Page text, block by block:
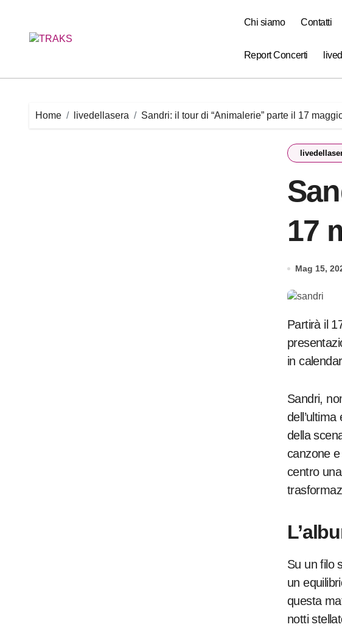
content
Chi siamo Contatti
Report Concerti
Home livedellasera Sandri: il tour di “Animalerie” parte il 17
17
Mag 15,
Partirà il
in
Sandri,
della
canzone
centro
Su un filo
un
questa
notti